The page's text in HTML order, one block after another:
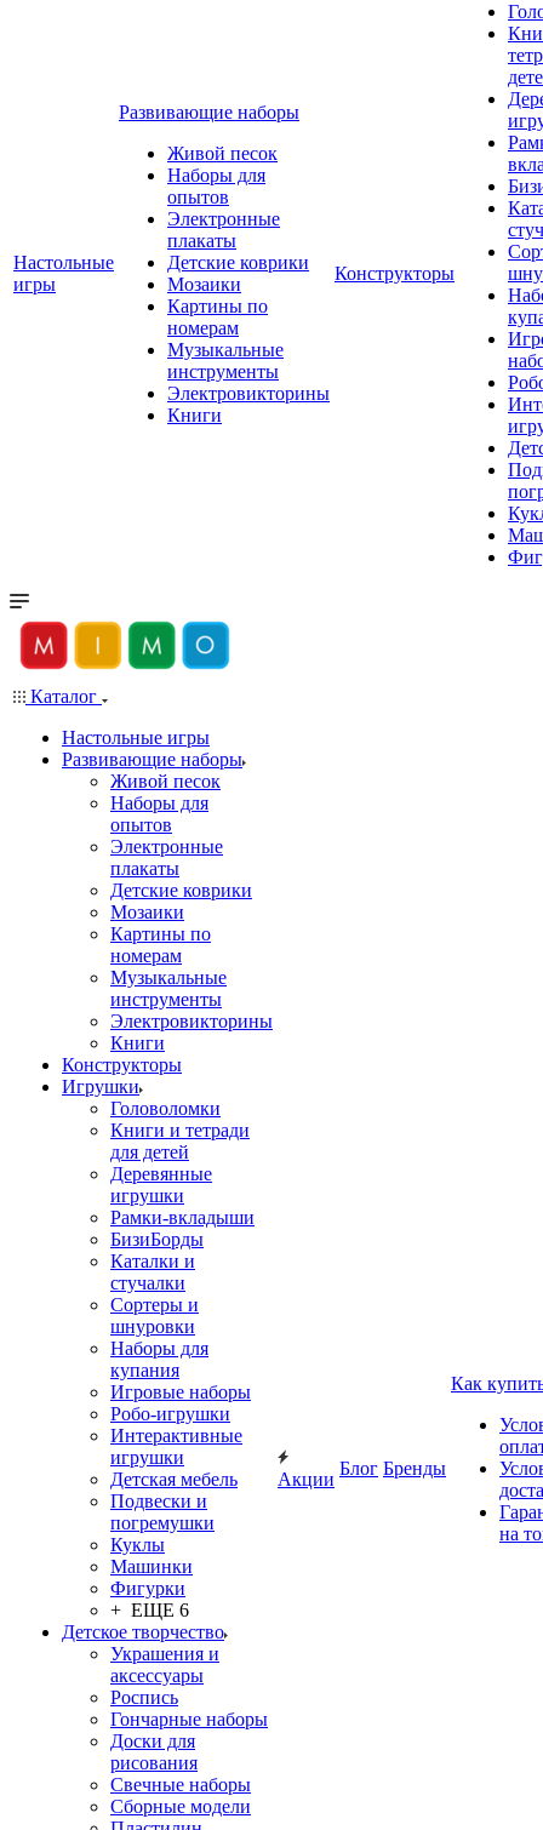
Настольные
игры
Развивающие наборы
Живой песок
Наборы для
опытов
Электронные
плакаты
Детские коврики
Мозаики
Картины по
номерам
Музыкальные
инструменты
Электровикторины
Книги
Конструкторы
Каталог
Настольные игры
Развивающие наборы
Живой песок
Наборы для
опытов
Электронные
плакаты
Детские коврики
Мозаики
Картины по
номерам
Музыкальные
инструменты
Электровикторины
Книги
Конструкторы
Игрушки
Головоломки
Книги и тетради
для детей
Деревянные
игрушки
Рамки-вкладыши
БизиБорды
Каталки и
стучалки
Сортеры и
шнуровки
Наборы для
купания
Игровые наборы
Робо-игрушки
Интерактивные
игрушки
Детская мебель
Подвески и
погремушки
Куклы
Машинки
Фигурки
+ ЕЩЕ 6
Детское творчество
Украшения и
аксессуары
Роспись
Гончарные наборы
Доски для
рисования
Свечные наборы
Сборные модели
Акции
Блог Бренды
Как
на